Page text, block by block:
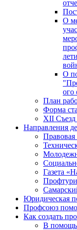
О
О
ого
План
Форма
XII
Направления
Правовая
Газета
Юридическая
Профсоюз
Как создать
В помощь